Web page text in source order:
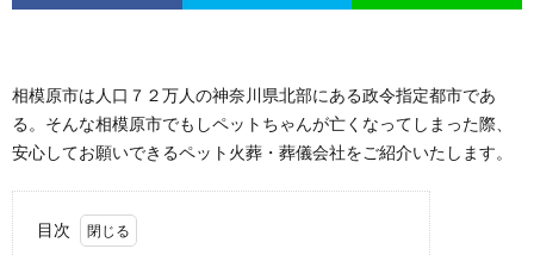
相模原市は人口７２万人の神奈川県北部にある政令指定都市であ
る。そんな相模原市でもしペットちゃんが亡くなってしまった際、
安心してお願いできるペット火葬・葬儀会社をご紹介いたします。
目次